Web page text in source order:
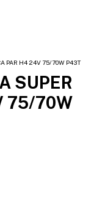
PAR H4 24V 75/70W P43T
SUPER
75/70W